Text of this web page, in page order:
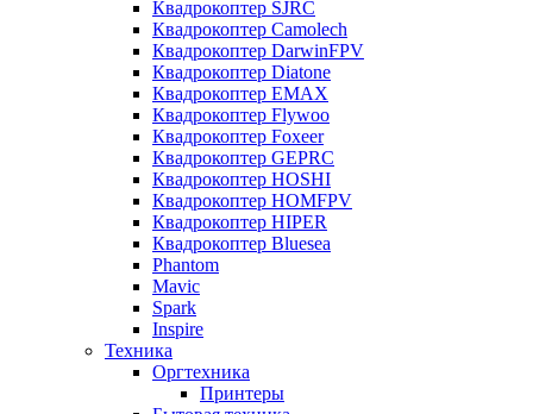
Квадрокоптер SJRC
Квадрокоптер Camolech
Квадрокоптер DarwinFPV
Квадрокоптер Diatone
Квадрокоптер EMAX
Квадрокоптер Flywoo
Квадрокоптер Foxeer
Квадрокоптер GEPRC
Квадрокоптер HOSHI
Квадрокоптер HOMFPV
Квадрокоптер HIPER
Квадрокоптер Bluesea
Phantom
Mavic
Spark
Inspire
Техника
Оргтехника
Принтеры